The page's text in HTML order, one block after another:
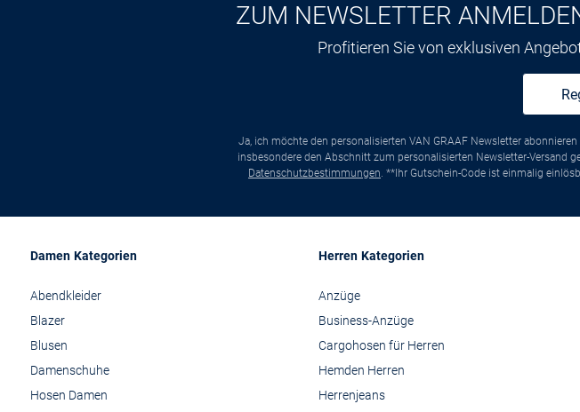
ZUM NEWSLETTER
Profitieren Sie von exklusiven
Ja, ich möchte den personalisierten VAN GRAAF Newsletter
insbesondere den Abschnitt zum personalisierten Newsletter-Versand
Datenschutzbestimmungen. **Ihr Gutschein-Code ist einmalig
Damen Kategorien
Abendkleider
Blazer
Blusen
Damenschuhe
Hosen Damen
Herren Kategorien
Anzüge
Business-Anzüge
Cargohosen für Herren
Hemden Herren
Herrenjeans